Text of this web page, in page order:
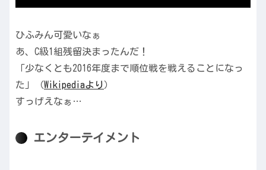
ひふみん可愛いなぁ
あ、C級1組残留決まったんだ！
「少なくとも2016年度まで順位戦を戦えることになっ
た」（Wikipediaより ）
すっげえなぁ…
エンターテイメント